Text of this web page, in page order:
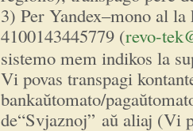
3) Per Yandex–mono al
4100143445779 (revo-
sistemo mem indikos la
Vi povas transpagi
bankaŭtomato/
de“Svjaznoj” aŭ aliaj (Vi